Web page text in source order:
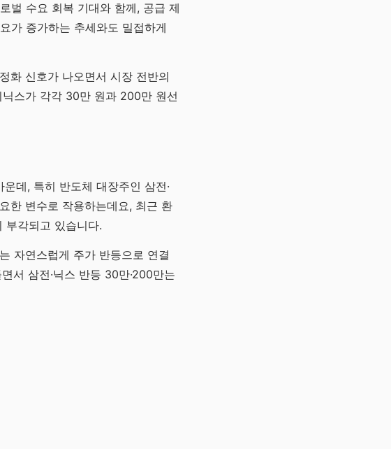
벌 수요 회복 기대와 함께, 공급 제
가 증가하는 추세와도 밀접하게
화 신호가 나오면서 시장 전반의
스가 각각 30만 원과 200만 원선
데, 특히 반도체 대장주인 삼전·
한 변수로 작용하는데요, 최근 환
부각되고 있습니다.
자연스럽게 주가 반등으로 연결
서 삼전·닉스 반등 30만·200만는